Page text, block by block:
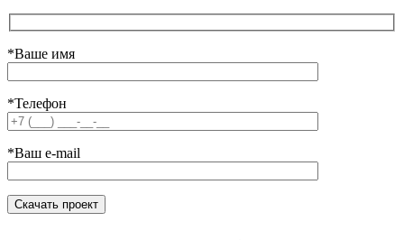
*Ваше имя
*Телефон
*Ваш e-mail